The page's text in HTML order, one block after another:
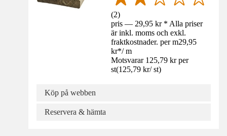
(2)
pris — 29,95 kr * Alla priser
är inkl. moms och exkl.
fraktkostnader. per m29,95
kr*/ m
Motsvarar 125,79 kr per
st(125,79 kr/ st)
Köp på webben
Reservera & hämta